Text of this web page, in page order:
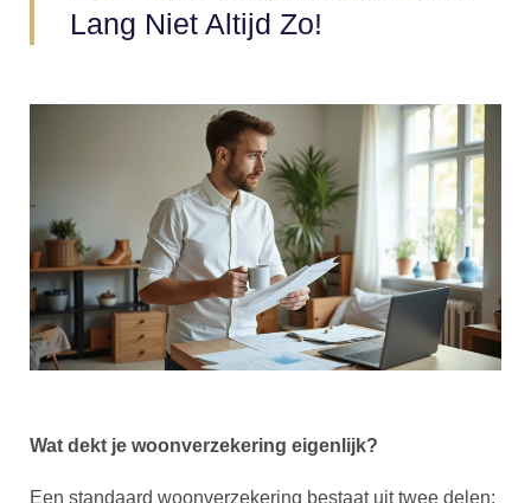
Lang Niet Altijd Zo!
Wat dekt je woonverzekering eigenlijk?
Een standaard woonverzekering bestaat uit twee delen: